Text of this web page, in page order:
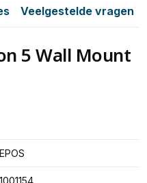
Veelgestelde vragen
5 Wall Mount
EPOS